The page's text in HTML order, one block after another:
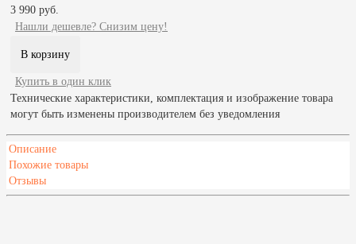
3 990 руб.
Нашли дешевле? Снизим цену!
Купить в один клик
Технические характеристики, комплектация и изображение товара
могут быть изменены производителем без уведомления
Описание
Похожие товары
Отзывы